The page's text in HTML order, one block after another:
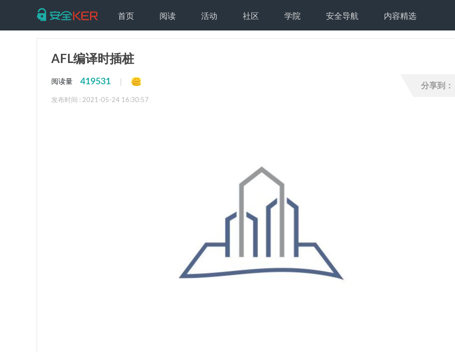
首页 阅读 活动 社区 学院 安全导航 内容精选
AFL编译时插桩
阅读量 419531
发布时间 : 2021-05-24 16:30:57
分享到：